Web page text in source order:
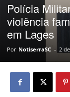
Polícia
violência
em Lages
Por NotiserraSC - 2